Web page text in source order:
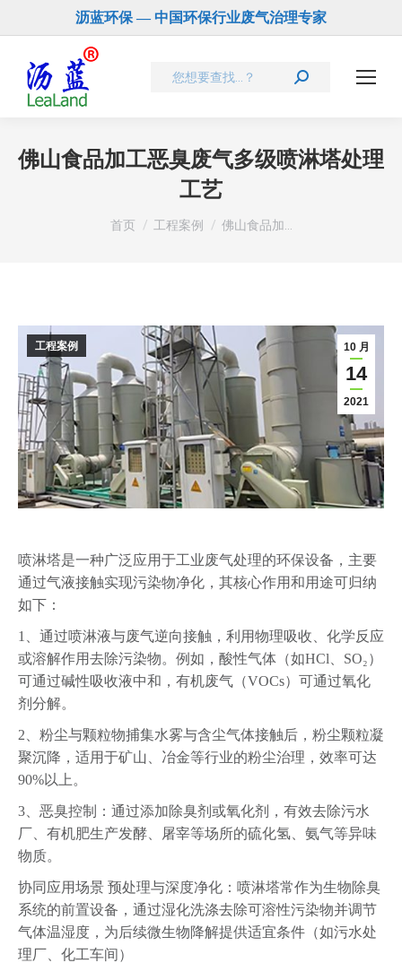
沥蓝环保 — 中国环保行业废气治理专家
Search:
佛山食品加工恶臭废气多级喷淋塔处理
工艺
您在这里：
首页 工程案例 佛山食品加…
10 月
14
2021
工程案例
喷淋塔是一种广泛应用于工业废气处理的环保设备，主要
通过气液接触实现污染物净化，其核心作用和用途可归纳
如下：
1、通过喷淋液与废气逆向接触，利用物理吸收、化学反应
或溶解作用去除污染物。例如，酸性气体（如HCl、SO₂）
可通过碱性吸收液中和，有机废气（VOCs）可通过氧化
剂分解‌。
2、粉尘与颗粒物捕集‌水雾与含尘气体接触后，粉尘颗粒凝
聚沉降，适用于矿山、冶金等行业的粉尘治理，效率可达
90%以上‌。
3、恶臭控制‌：通过添加除臭剂或氧化剂，有效去除污水
厂、有机肥生产发酵、屠宰等场所的硫化氢、氨气等异味
物质‌。
协同应用场景‌ ‌预处理与深度净化‌：喷淋塔常作为生物除臭
系统的前置设备，通过湿化洗涤去除可溶性污染物并调节
气体温湿度，为后续微生物降解提供适宜条件（如污水处
理厂、化工车间）